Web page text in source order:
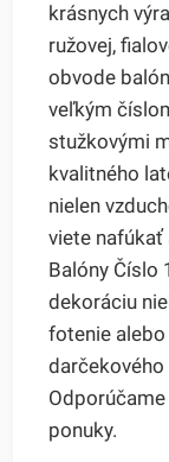
krásnych
ružovej,
obvode
veľkým
stužkovými
kvalitného
nielen
viete nafúkať
Balóny Číslo
dekoráciu
fotenie
ponuky.